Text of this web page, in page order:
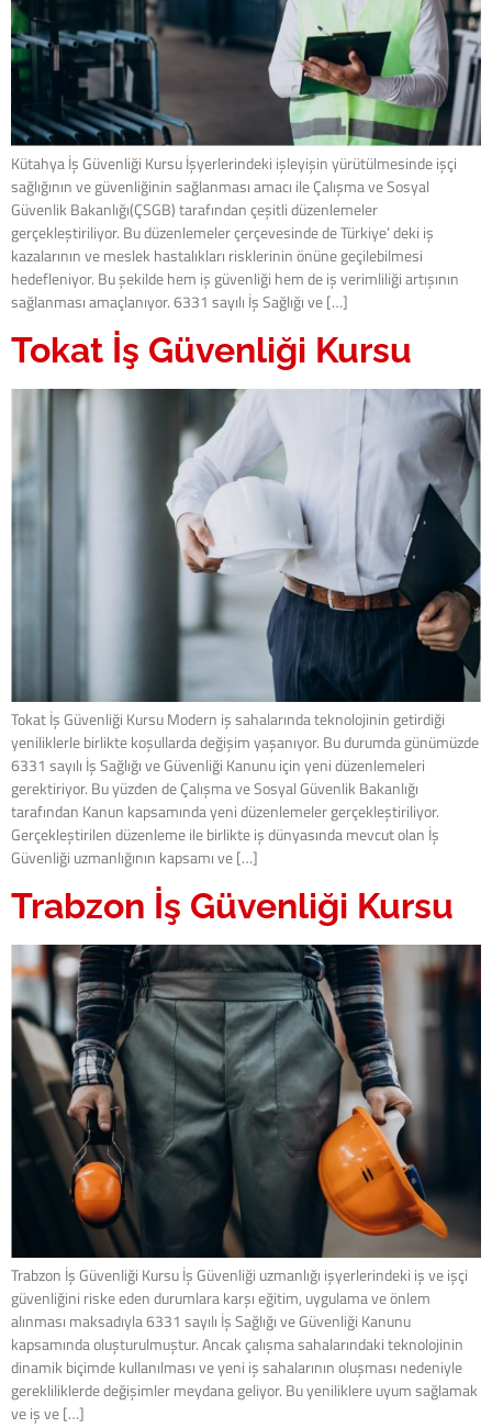
Kütahya İş Güvenliği Kursu İşyerlerindeki işleyişin yürütülmesinde işçi
sağlığının ve güvenliğinin sağlanması amacı ile Çalışma ve Sosyal
Güvenlik Bakanlığı(ÇSGB) tarafından çeşitli düzenlemeler
gerçekleştiriliyor. Bu düzenlemeler çerçevesinde de Türkiye’ deki iş
kazalarının ve meslek hastalıkları risklerinin önüne geçilebilmesi
hedefleniyor. Bu şekilde hem iş güvenliği hem de iş verimliliği artışının
sağlanması amaçlanıyor. 6331 sayılı İş Sağlığı ve […]
Tokat İş Güvenliği Kursu
Tokat İş Güvenliği Kursu Modern iş sahalarında teknolojinin getirdiği
yeniliklerle birlikte koşullarda değişim yaşanıyor. Bu durumda günümüzde
6331 sayılı İş Sağlığı ve Güvenliği Kanunu için yeni düzenlemeleri
gerektiriyor. Bu yüzden de Çalışma ve Sosyal Güvenlik Bakanlığı
tarafından Kanun kapsamında yeni düzenlemeler gerçekleştiriliyor.
Gerçekleştirilen düzenleme ile birlikte iş dünyasında mevcut olan İş
Güvenliği uzmanlığının kapsamı ve […]
Trabzon İş Güvenliği Kursu
Trabzon İş Güvenliği Kursu İş Güvenliği uzmanlığı işyerlerindeki iş ve işçi
güvenliğini riske eden durumlara karşı eğitim, uygulama ve önlem
alınması maksadıyla 6331 sayılı İş Sağlığı ve Güvenliği Kanunu
kapsamında oluşturulmuştur. Ancak çalışma sahalarındaki teknolojinin
dinamik biçimde kullanılması ve yeni iş sahalarının oluşması nedeniyle
gerekliliklerde değişimler meydana geliyor. Bu yeniliklere uyum sağlamak
ve iş ve […]